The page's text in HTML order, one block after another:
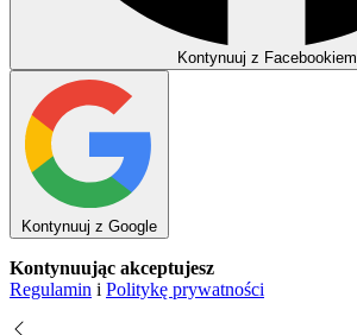
Kontynuuj z Facebookiem
Kontynuuj z Google
Kontynuując akceptujesz
Regulamin i Politykę prywatności